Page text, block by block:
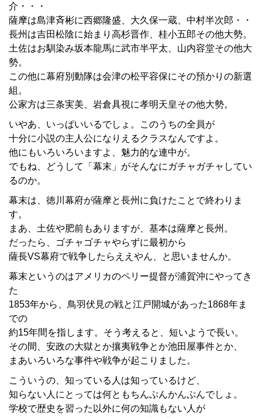
介・・・
薩摩は島津斉彬に西郷隆盛、大久保一蔵、中村半次郎・・
長州は吉田松陰に始まり高杉晋作、桂小五郎その他大勢。
土佐はお馴染み坂本龍馬に武市半平太、山内容堂その他大
勢。
この他に幕府別動隊は会津の松平容保にその預かりの新選
組。
公家方は三条実美、岩倉具視に孝明天皇その他大勢。
いやあ、いっぱいいるでしょ。このうちの全員が
十分に小説の主人公になりえるクラスなんですよ。
他にもいろいろいますよ、魅力的な連中が。
でもね、どうして「幕末」がそんなにガチャガチャしてい
るのか。
幕末は、徳川幕府が薩摩と長州に負けたことで終わりま
す。
まあ、土佐や肥前もありますが、基本は薩摩と長州。
だったら、ゴチャゴチャやらずに最初から
薩長VS幕府で戦争したらええやん、と思いませんか。
幕末というのはアメリカのペリー提督が浦賀沖にやってき
た
1853年から、鳥羽伏見の戦と江戸開城があった1868年ま
での
約15年間を指します。そう考えると、短いようで長い。
その間、安政の大獄とか攘夷戦争とか池田屋事件とか、
まあいろいろな事件や戦争が起こりました。
こういうの、知っている人は知っているけど、
知らない人にとっては何ともちんぷんかんぷんでしょ。
学校で歴史を習った以外に何の知識もない人が